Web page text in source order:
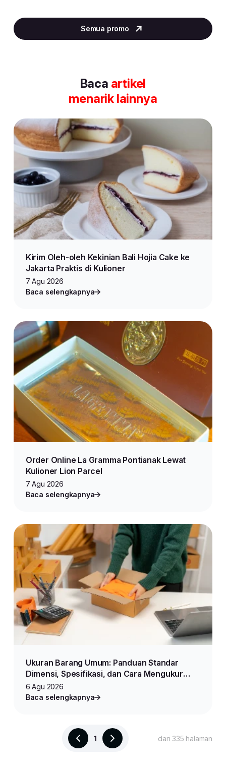
2
of
Semua promo
Baca artikel
menarik lainnya
Kirim Oleh-oleh Kekinian Bali Hojia Cake ke
Jakarta Praktis di Kulioner
7 Agu 2026
Baca selengkapnya
Order Online La Gramma Pontianak Lewat
Kulioner Lion Parcel
7 Agu 2026
Baca selengkapnya
Ukuran Barang Umum: Panduan Standar
Dimensi, Spesifikasi, dan Cara Mengukur
Produk untuk Jualan Online
6 Agu 2026
Baca selengkapnya
1 dari 335 halaman